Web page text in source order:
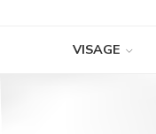
VISAGE